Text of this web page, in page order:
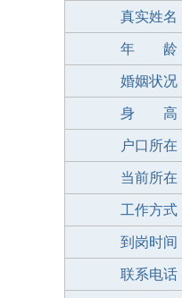
真实姓名
年 龄
婚姻状况
身 高
户口所在
当前所在
工作方式
到岗时间
联系电话